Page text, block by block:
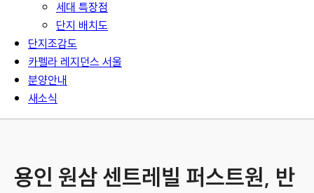
세대 특장점
단지 배치도
단지조감도
카펠라 레지던스 서울
분양안내
새소식
용인 원삼 센트레빌 퍼스트원, 반